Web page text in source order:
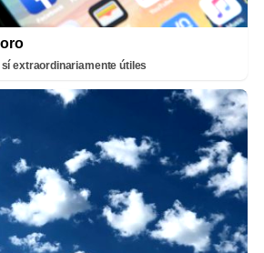
extraordinariamente útiles